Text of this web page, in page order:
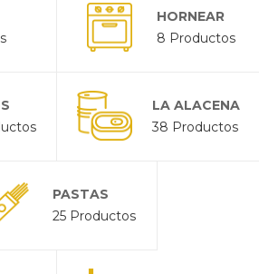
HORNEAR
8 Productos
LA ALACENA
38 Productos
PASTAS
25 Productos